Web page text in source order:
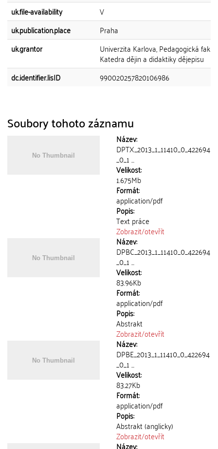
uk.file-availability
V
uk.publication.place
Praha
uk.grantor
Univerzita Karlova, Pedagogická
Katedra dějin a didaktiky dějepisu
dc.identifier.lisID
990020257820106986
Soubory tohoto záznamu
Název:
DPTX_2013_1_11410_0_422694
_0_1 ...
Velikost:
1.675Mb
Formát:
application/pdf
Popis:
Text práce
Zobrazit/otevřít
Název:
DPBC_2013_1_11410_0_422694
_0_1 ...
Velikost:
83.96Kb
Formát:
application/pdf
Popis:
Abstrakt
Zobrazit/otevřít
Název:
DPBE_2013_1_11410_0_422694
_0_1 ...
Velikost:
83.27Kb
Formát:
application/pdf
Popis:
Abstrakt (anglicky)
Zobrazit/otevřít
Název: